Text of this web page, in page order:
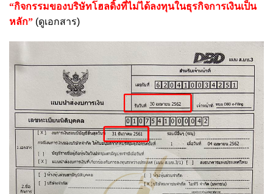
“กิจกรรมของบริษัทโฮลดิ้งที่ไม่ได้ลงทุนในธุรกิจการเงินเป็น
หลัก” (ดูเอกสาร)